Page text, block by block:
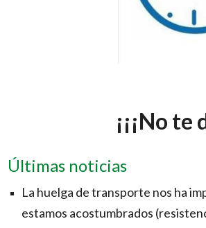
¡¡¡No
Últimas noticias
La huelga de transporte nos ha
estamos acostumbrados